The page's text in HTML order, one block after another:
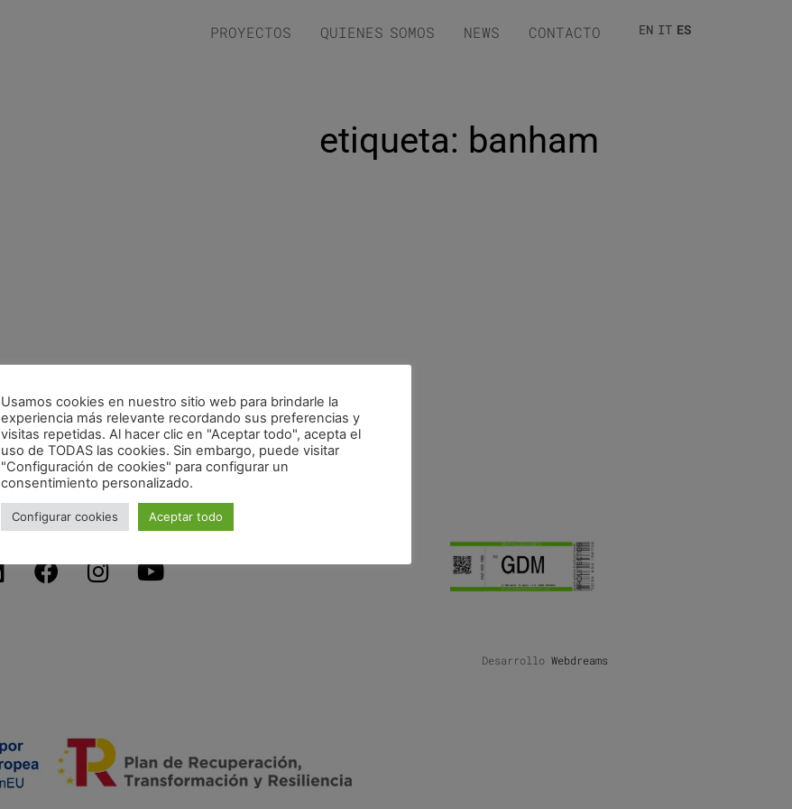
PROYECTOS QUIENES SOMOS NEWS CONTACTO EN IT ES
etiqueta: banham
Desarrollo Webdreams
Usamos cookies en nuestro sitio web para brindarle la
experiencia más relevante recordando sus preferencias y
visitas repetidas. Al hacer clic en "Aceptar todo", acepta el
uso de TODAS las cookies. Sin embargo, puede visitar
"Configuración de cookies" para configurar un
consentimiento personalizado.
Configurar cookies Aceptar todo